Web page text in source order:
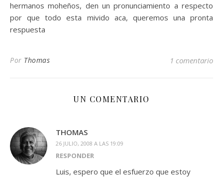
hermanos moheños, den un pronunciamiento a respecto
por que todo esta mivido aca, queremos una pronta
respuesta
Por Thomas 1 comentario
UN COMENTARIO
THOMAS
26 JULIO, 2008 A LAS 19:09
RESPONDER
Luis, espero que el esfuerzo que estoy